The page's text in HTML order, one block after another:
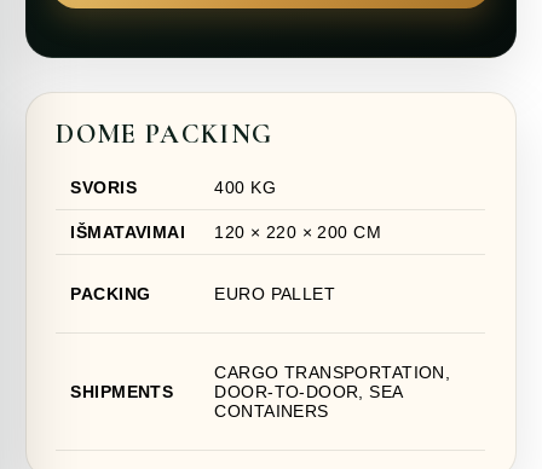
DOME PACKING
SVORIS 400 KG
IŠMATAVIMAI 120 × 220 × 200 CM
PACKING EURO PALLET
SHIPMENTS
CARGO TRANSPORTATION,
DOOR-TO-DOOR, SEA
CONTAINERS